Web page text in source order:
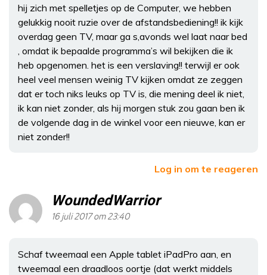
hij zich met spelletjes op de Computer, we hebben
gelukkig nooit ruzie over de afstandsbediening!! ik kijk
overdag geen TV, maar ga s,avonds wel laat naar bed
, omdat ik bepaalde programma’s wil bekijken die ik
heb opgenomen. het is een verslaving!! terwijl er ook
heel veel mensen weinig TV kijken omdat ze zeggen
dat er toch niks leuks op TV is, die mening deel ik niet,
ik kan niet zonder, als hij morgen stuk zou gaan ben ik
de volgende dag in de winkel voor een nieuwe, kan er
niet zonder!!
Log in om te reageren
WoundedWarrior
16 juli 2017 om 23:40
Schaf tweemaal een Apple tablet iPadPro aan, en
tweemaal een draadloos oortje (dat werkt middels